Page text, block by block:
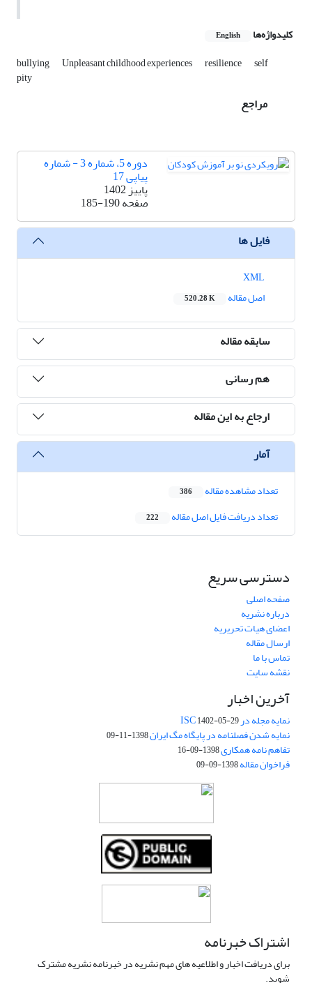
کلیدواژه‌ها English
bullying Unpleasant childhood experiences resilience self
pity
مراجع
دوره 5، شماره 3 - شماره
پیاپی 17
پاییز 1402
صفحه185-190
فایل ها
اصل مقاله
520.28 K
سابقه مقاله
هم رسانی
ارجاع به این مقاله
آمار
تعداد مشاهده مقاله 386
تعداد دریافت فایل اصل مقاله 222
دسترسی سریع
صفحه اصلی
درباره نشریه
اعضای هیات تحریریه
ارسال مقاله
تماس با ما
نقشه سایت
آخرین اخبار
نمایه مجله در ISC1402-05-29
نمایه شدن فصلنامه در پایگاه مگ ایران1398-11-09
تفاهم نامه همکاری1398-09-16
فراخوان مقاله1398-09-09
اشتراک خبرنامه
برای دریافت اخبار و اطلاعیه های مهم نشریه در خبرنامه نشریه مشترک
شوید.